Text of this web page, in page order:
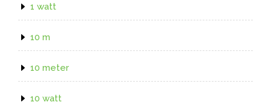
1 watt
10 m
10 meter
10 watt